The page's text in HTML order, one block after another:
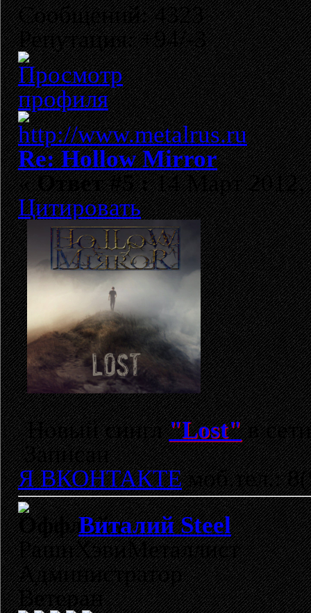
Сообщений: 4323
Репутация: +94/-3
Re: Hollow Mirror
«Ответ #5 :14 Март 2012,
Цитировать
Новый сингл"Lost"в сети
Записан
Я ВКОНТАКТЕмоб.тел.:
Виталий Steel
РашнХэвиМеталлист
Администратор
Ветеран